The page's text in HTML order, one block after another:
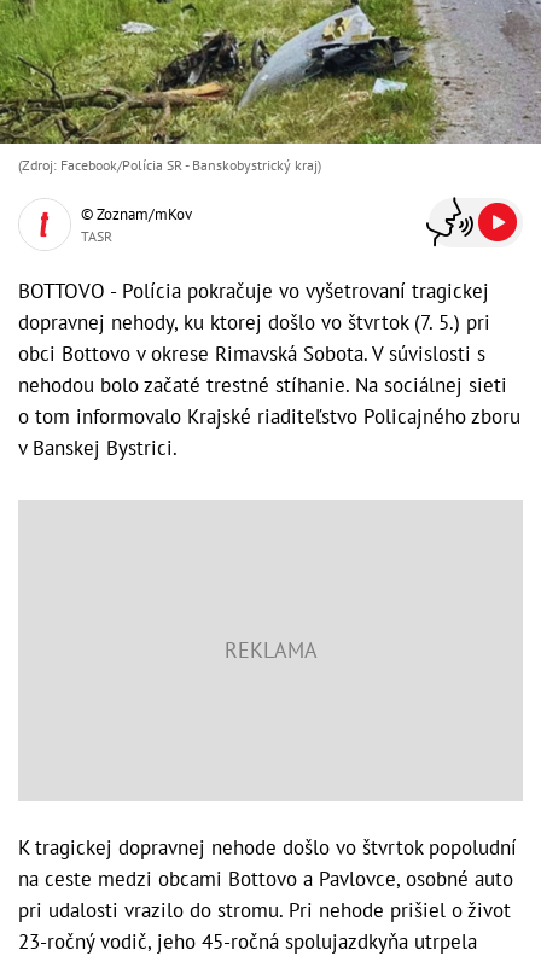
(Zdroj: Facebook/Polícia SR - Banskobystrický kraj )
© Zoznam/mKov
TASR
BOTTOVO - Polícia pokračuje vo vyšetrovaní tragickej
dopravnej nehody, ku ktorej došlo vo štvrtok (7. 5.) pri
obci Bottovo v okrese Rimavská Sobota. V súvislosti s
nehodou bolo začaté trestné stíhanie. Na sociálnej sieti
o tom informovalo Krajské riaditeľstvo Policajného zboru
v Banskej Bystrici.
K tragickej dopravnej nehode došlo vo štvrtok popoludní
na ceste medzi obcami Bottovo a Pavlovce, osobné auto
pri udalosti vrazilo do stromu. Pri nehode prišiel o život
23-ročný vodič, jeho 45-ročná spolujazdkyňa utrpela